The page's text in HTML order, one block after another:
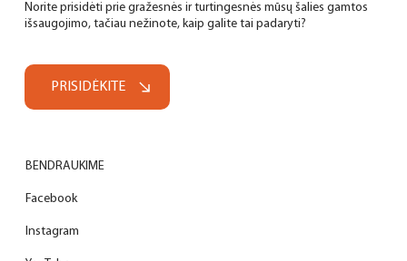
BENDRAUKIME
Facebook
Instagram
Norite prisidėti prie gražesnės ir turtingesnės mūsų šalies gamtos
išsaugojimo, tačiau nežinote, kaip galite tai padaryti?
PRISIDĖKITE